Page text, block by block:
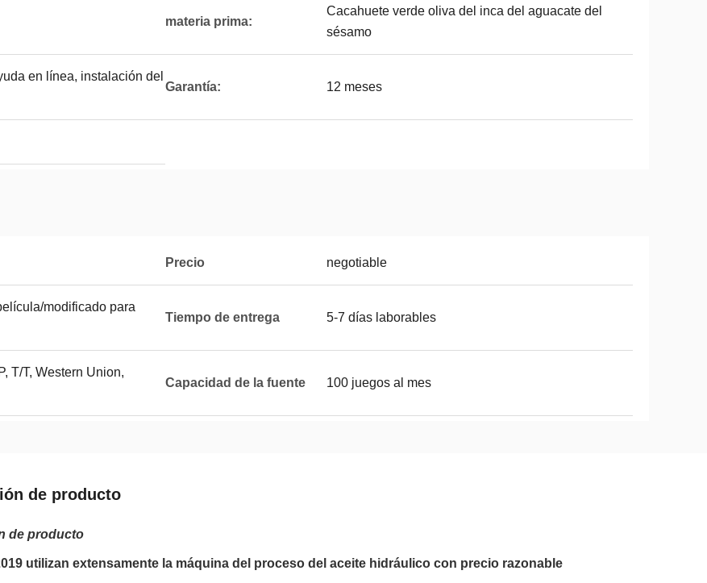
materia prima:
Cacahuete verde oliva del inca del aguacate del
sésamo
en línea, instalación del
Garantía: 12 meses
Precio negotiable
modificado para
Tiempo de entrega 5-7 días laborables
T/T, Western Union,
Capacidad de la fuente 100 juegos al mes
de producto
de producto
utilizan extensamente la máquina del proceso del aceite hidráulico con precio razonable